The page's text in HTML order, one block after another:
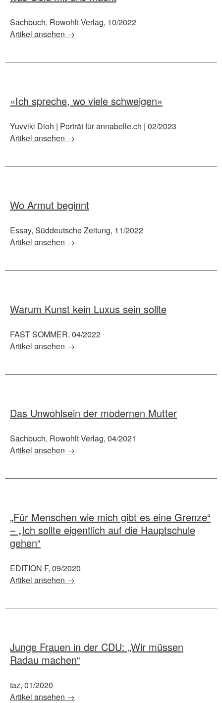
Sachbuch, Rowohlt Verlag, 10/2022
Artikel ansehen →
«Ich spreche, wo viele schweigen»
Yuvviki Dioh | Porträt für annabelle.ch | 02/2023
Artikel ansehen →
Wo Armut beginnt
Essay, Süddeutsche Zeitung, 11/2022
Artikel ansehen →
Warum Kunst kein Luxus sein sollte
FAST SOMMER, 04/2022
Artikel ansehen →
Das Unwohlsein der modernen Mutter
Sachbuch, Rowohlt Verlag, 04/2021
Artikel ansehen →
„Für Menschen wie mich gibt es eine Grenze“
– „Ich sollte eigentlich auf die Hauptschule
gehen“
EDITION F, 09/2020
Artikel ansehen →
Junge Frauen in der CDU: „Wir müssen
Radau machen“
taz, 01/2020
Artikel ansehen →